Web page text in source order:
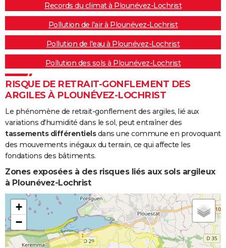
Records du climat à Plounévez-Lochrist
Pollution de l'air à Plounévez-Lochrist
Pollution de l'eau à Plounévez-Lochrist
Pollution des sols à Plounévez-Lochrist
RISQUE DE RETRAIT-GONFLEMENT DES
ARGILES À PLOUNÉVEZ-LOCHRIST
Le phénomène de retrait-gonflement des argiles, lié aux
variations d'humidité dans le sol, peut entraîner des
tassements différentielsdans une commune en provoquant
des mouvements inégaux du terrain, ce qui affecte les
fondations des bâtiments.
Zones exposées à des risques liés aux sols argileux
à Plounévez-Lochrist
+
−